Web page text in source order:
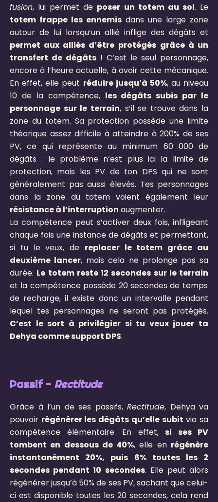
fusion, lui permet de poser un totem au sol. Le
totem frappe les ennemis dans une large zone
autour de lui lorsqu’un allié inflige des dégâts et
permet aux alliés d’être protégés grâce à un
transfert de dégâts ! C’est le seul personnage,
encore à l’heure actuelle, à avoir cette mécanique.
En effet, elle peut réduire jusqu’à 50%, au niveau
10 de la compétence, les dégâts subis par le
personnage sur le terrain, s’il se trouve dans la
zone du totem. Sa protection possède une limite
théorique assez difficile à atteindre à 200% de ses
PV, ce qui représente au minimum 60 000 de
dégâts : le problème n’est plus ici la limite de
protection, mais les PV de ton DPS qui ne sont
généralement pas aussi élevés. Tes personnages
dans la zone du totem voient également leur
résistance à l’interruption augmenter.
La compétence peut s’activer deux fois, infligeant
chaque fois une instance de dégâts et permettant,
si tu le veux, de replacer le totem grâce au
deuxième lancer, mais cela ne prolonge pas sa
durée. Le totem reste 12 secondes sur le terrain
et la compétence possède 20 secondes de temps
de recharge, il existe donc un intervalle pendant
lequel tes personnages ne seront pas protégés.
C’est le sort à privilégier si tu veux jouer ta
Dehya comme support DPS.
Passif - Rectitude
Grâce à l’un de ses passifs, Rectitude, Dehya va
pouvoir régénérer les dégâts qu’elle subit via sa
compétence élémentaire. En effet, si ses PV
tombent en dessous de 40%, elle en régénère
instantanément 20%, puis 6% toutes les 2
secondes pendant 10 secondes. Elle peut alors
régénérer jusqu’à 50% de ses PV, sachant que celui-
ci est disponible toutes les 20 secondes, cela rend